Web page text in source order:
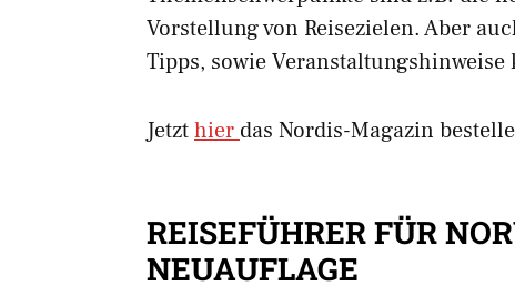
Vorstellung von Reisezielen. Aber
Tipps, sowie
Jetzthier das Nordis-Magazin
REISEFÜHRER FÜR
NEUAUFLAGE